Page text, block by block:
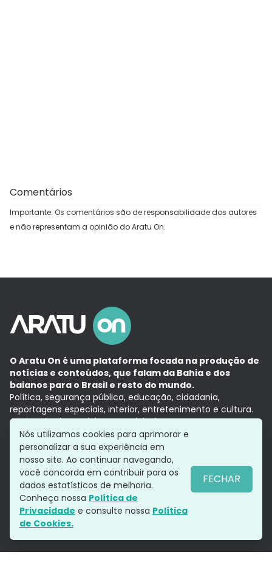
Comentários
Importante: Os comentários são de responsabilidade dos autores
e não representam a opinião do Aratu On.
O Aratu On é uma plataforma focada na produção de
notícias e conteúdos, que falam da Bahia e dos
baianos para o Brasil e resto do mundo.
Política, segurança pública, educação, cidadania,
reportagens especiais, interior, entretenimento e cultura.
Aqui, tudo vira notícia e a notícia é no tempo presente,
com a credibilidade do Grupo Aratu.
Grupo Aratu
Política de privacidade
Siga-nos
Nós utilizamos cookies para aprimorar e
personalizar a sua experiência em
nosso site. Ao continuar navegando,
você concorda em contribuir para os
dados estatísticos de melhoria.
Conheça nossa Política de
Privacidade e consulte nossa Política
de Cookies.
FECHAR